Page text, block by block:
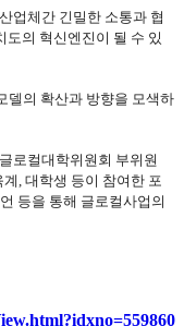
업체간 긴밀한 소통과 협
도의 혁신엔진이 될 수 있
델의 확산과 방향을 모색하
로컬대학위원회 부위원
, 대학생 등이 참여한 포
등을 통해 글로컬사업의